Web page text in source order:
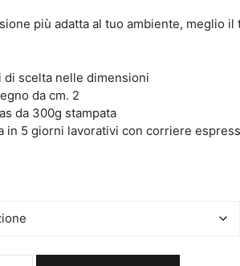
€25,00più adatta al tuo ambiente, meglio il
di scelta nelle dimensioni
da cm. 2
da 300g stampata
in 5 giorni lavorativi con corriere